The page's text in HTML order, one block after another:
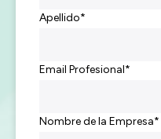
Apellido*
Email Profesional*
Nombre de la Empresa*